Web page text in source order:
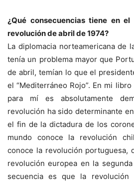
¿Qué consecuencias tiene en
revolución de abril de 1974?
La diplomacia norteamericana de
tenía un problema mayor que
de abril, temían lo que el
el “Mediterráneo Rojo”. En mi
para mí es absolutamente
revolución ha sido determinante
el fin de la dictadura de los
mundo conoce la revolución
conoce la revolución portuguesa,
revolución europea en la
secuencia es que la